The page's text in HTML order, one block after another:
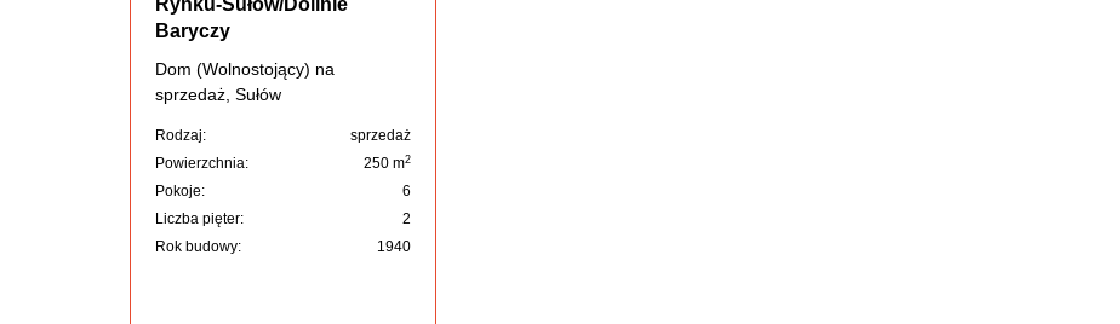
Rynku-Sułów/Dolinie
Baryczy
Dom (Wolnostojący) na
sprzedaż, Sułów
Rodzaj:
sprzedaż
Powierzchnia:
250 m2
Pokoje:
6
Liczba pięter:
2
Rok budowy:
1940